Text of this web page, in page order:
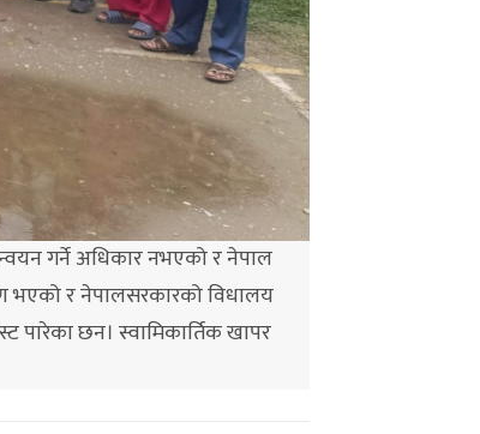
गर्ने अधिकार नभएको र नेपाल
भएको र नेपालसरकारको विधालय
पारेका छन। स्वामिकार्तिक खापर